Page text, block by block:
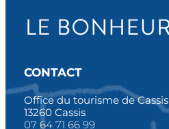
CONTACT
Office du tourisme de Cassis
13260 Cassis
07 64 71 66 99